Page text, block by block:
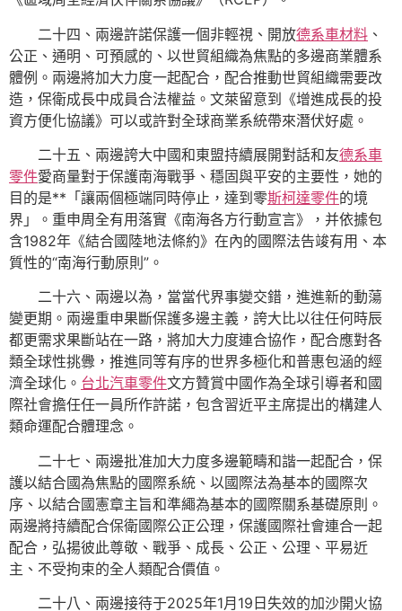
二十四、兩邊許諾保護一個非輕視、開放德系車材料 、
公正、通明、可預感的、以世貿組織為焦點的多邊商業體系
體例。兩邊將加大力度一起配合，配合推動世貿組織需要改
造，保衛成長中成員合法權益。文萊留意到《增進成長的投
資方便化協議》可以或許對全球商業系統帶來潛伏好處。
二十五、兩邊誇大中國和東盟持續展開對話和友德系車
零件愛商量對于保護南海戰爭、穩固與平安的主要性，她的
目的是**「讓兩個極端同時停止，達到零斯柯達零件的境
界」。重申周全有用落實《南海各方行動宣言》，并依據包
含1982年《結合國陸地法條約》在內的國際法告竣有用、本
質性的“南海行動原則”。
二十六、兩邊以為，當當代界事變交錯，進進新的動蕩
變更期。兩邊重申果斷保護多邊主義，誇大比以往任何時辰
都更需求果斷站在一路，將加大力度連合協作，配合應對各
類全球性挑釁，推進同等有序的世界多極化和普惠包涵的經
濟全球化。 台北汽車零件文方贊賞中國作為全球引導者和國
際社會擔任任一員所作許諾，包含習近平主席提出的構建人
類命運配合體理念。
二十七、兩邊批准加大力度多邊範疇和諧一起配合，保
護以結合國為焦點的國際系統、以國際法為基本的國際次
序、以結合國憲章主旨和準繩為基本的國際關系基礎原則。
兩邊將持續配合保衛國際公正公理，保護國際社會連合一起
配合，弘揚彼此尊敬、戰爭、成長、公正、公理、平易近
主、不受拘束的全人類配合價值。
二十八、兩邊接待于2025年1月19日失效的加沙開火協